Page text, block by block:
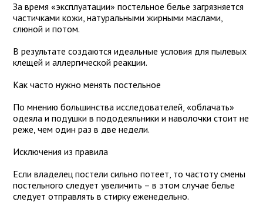
За время «эксплуатации» постельное белье загрязняется
частичками кожи, натуральными жирными маслами,
слюной и потом.
В результате создаются идеальные условия для пылевых
клещей и аллергической реакции.
Как часто нужно менять постельное
По мнению большинства исследователей, «облачать»
одеяла и подушки в пододеяльники и наволочки стоит не
реже, чем один раз в две недели.
Исключения из правила
Если владелец постели сильно потеет, то частоту смены
постельного следует увеличить – в этом случае белье
следует отправлять в стирку еженедельно.